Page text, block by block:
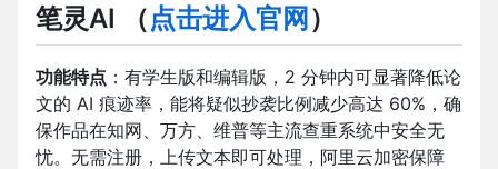
笔灵AI （点击进入官网 ）
功能特点 ：有学生版和编辑版，2 分钟内可显著降低论
文的 AI 痕迹率，能将疑似抄袭比例减少高达 60%，确
保作品在知网、万方、维普等主流查重系统中安全无
忧。无需注册，上传文本即可处理，阿里云加密保障